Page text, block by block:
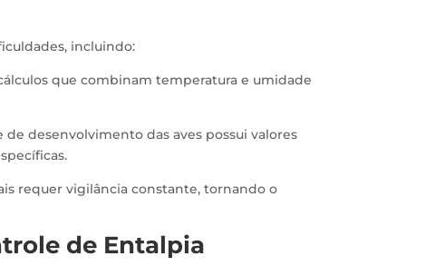
incluindo:
que combinam temperatura e umidade
de desenvolvimento das aves possui valores
requer vigilância constante, tornando o
de Entalpia